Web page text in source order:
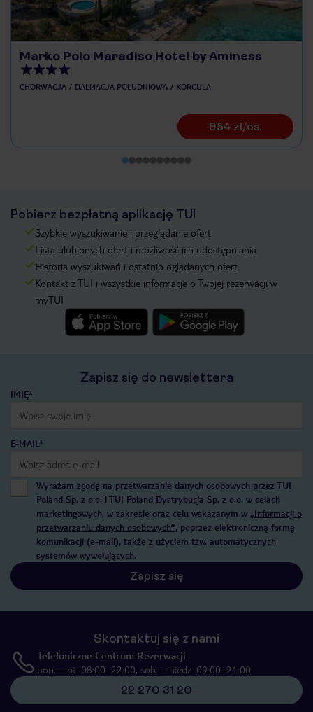
Marko Polo Maradiso Hotel by Aminess
CHORWACJA DALMACJA POŁUDNIOWA KORCULA
954 zł/os.
Pobierz bezpłatną aplikację TUI
Szybkie wyszukiwanie i przeglądanie ofert
Lista ulubionych ofert i możliwość ich udostępniania
Historia wyszukiwań i ostatnio oglądanych ofert
Kontakt z TUI i wszystkie informacje o Twojej rezerwacji w
myTUI
Zapisz się do newslettera
IMIĘ*
E-MAIL*
Wyrażam zgodę na przetwarzanie danych osobowych przez TUI
Poland Sp. z o.o. i TUI Poland Dystrybucja Sp. z o.o. w celach
marketingowych, w zakresie oraz celu wskazanym w „Informacji o
przetwarzaniu danych osobowych”, poprzez elektroniczną formę
komunikacji (e-mail), także z użyciem tzw. automatycznych
systemów wywołujących.
Zapisz się
Skontaktuj się z nami
Telefoniczne Centrum Rezerwacji
pon. – pt. 08:00–22:00, sob. – niedz. 09:00–21:00
22 270 31 20